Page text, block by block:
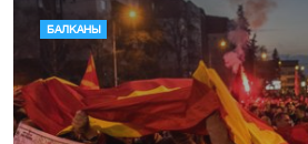
БАЛКАНЫ